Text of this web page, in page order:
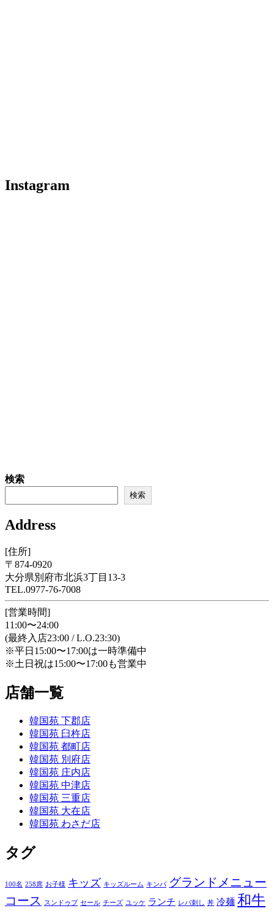
Instagram
検索
検索
Address
[住所]
〒874-0920
大分県別府市北浜3丁目13-3
TEL.0977-76-7008
[営業時間]
11:00〜24:00
(最終入店23:00 / L.O.23:30)
※平日15:00〜17:00は一時準備中
※土日祝は15:00〜17:00も営業中
店舗一覧
韓国苑 下郡店
韓国苑 臼杵店
韓国苑 都町店
韓国苑 別府店
韓国苑 庄内店
韓国苑 中津店
韓国苑 三重店
韓国苑 大在店
韓国苑 わさだ店
タグ
100名 258席 お子様 キッズ キッズルーム キンパ グランドメニュー
コース
スンドゥブ セール チーズ ユッケ ランチ レバ刺し 丼 冷麺 和牛